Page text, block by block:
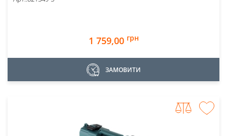
1 759,00 грн
ЗАМОВИТИ